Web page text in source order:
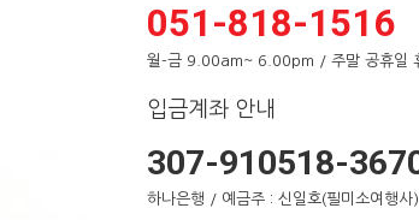
051-818-1516
월-금 9.00am~ 6.00pm / 주말 공휴일
입금계좌 안내
307-910518-
하나은행 / 예금주 : 신일호(필미소여행사)